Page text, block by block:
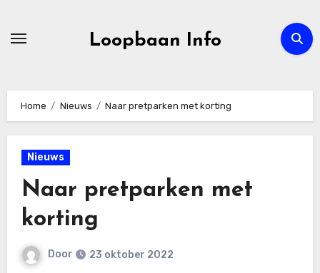
Loopbaan Info
Home Nieuws Naar pretparken met korting
Nieuws
Naar pretparken met
korting
Door 23 oktober 2022